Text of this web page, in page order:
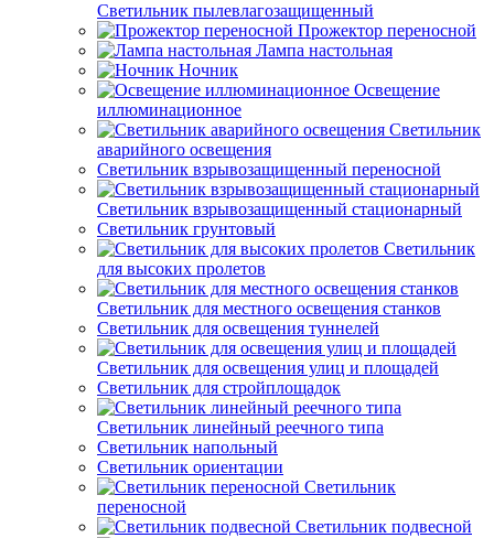
Светильник пылевлагозащищенный
Прожектор переносной
Лампа настольная
Ночник
Освещение
иллюминационное
Светильник
аварийного освещения
Светильник взрывозащищенный переносной
Светильник взрывозащищенный стационарный
Светильник грунтовый
Светильник
для высоких пролетов
Светильник для местного освещения станков
Светильник для освещения туннелей
Светильник для освещения улиц и площадей
Светильник для стройплощадок
Светильник линейный реечного типа
Светильник напольный
Светильник ориентации
Светильник
переносной
Светильник подвесной